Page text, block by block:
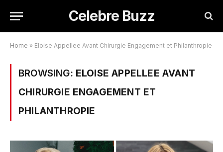
Celebre Buzz
Home » Eloise Appellee Avant Chirurgie Engagement et Philanthropie
BROWSING: ELOISE APPELLEE AVANT
CHIRURGIE ENGAGEMENT ET
PHILANTHROPIE